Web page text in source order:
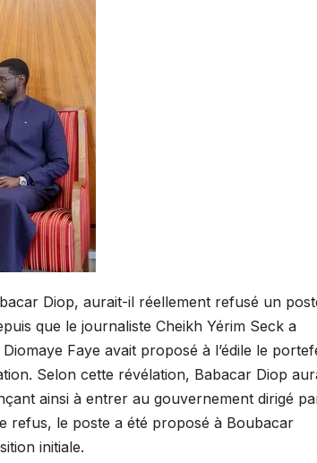
Diop, aurait-il réellement refusé un
que le journaliste Cheikh Yérim Seck a
Faye avait proposé à l’édile le
Selon cette révélation, Babacar Diop
ainsi à entrer au gouvernement dirigé
refus, le poste a été proposé à Boubacar
initiale.